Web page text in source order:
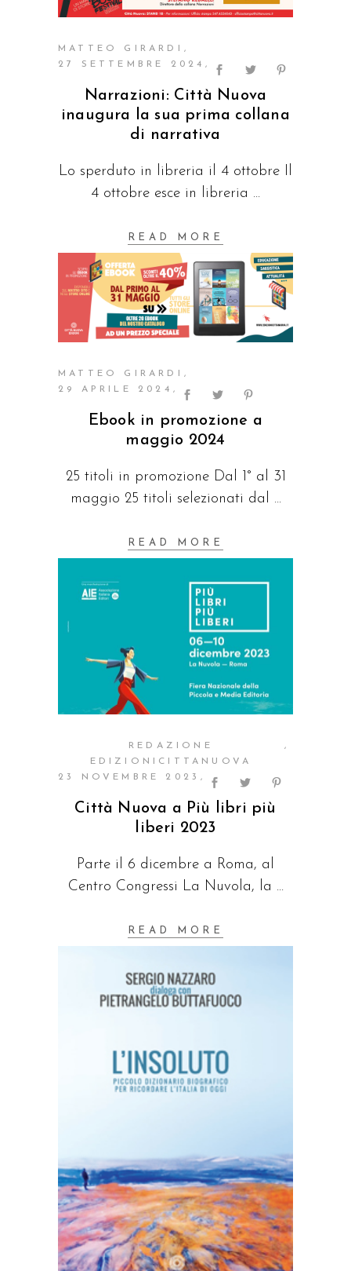
MATTEO GIRARDI
27 SETTEMBRE 2024
Narrazioni: Città Nuova
inaugura la sua prima collana
di narrativa
Lo sperduto in libreria il 4 ottobre Il
4 ottobre esce in libreria
READ MORE
MATTEO GIRARDI
29 APRILE 2024
Ebook in promozione a
maggio 2024
25 titoli in promozione Dal 1° al 31
maggio 25 titoli selezionati dal
READ MORE
REDAZIONE
EDIZIONICITTANUOVA
23 NOVEMBRE 2023
Città Nuova a Più libri più
liberi 2023
Parte il 6 dicembre a Roma, al
Centro Congressi La Nuvola, la
READ MORE